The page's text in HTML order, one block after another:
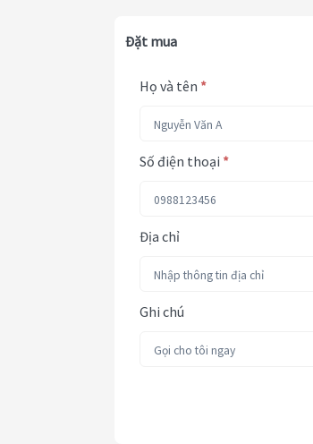
Đặt mua
Họ và tên *
Số điện thoại *
Địa chỉ
Ghi chú